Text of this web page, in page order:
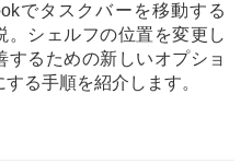
a
t
i
でタスクバーを移動する
。シェルフの位置を変更し
するための新しいオプショ
する手順を紹介します。